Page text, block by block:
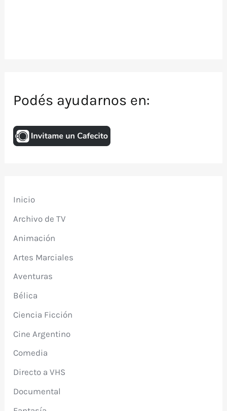
Podés ayudarnos en:
Inicio
Archivo de TV
Animación
Artes Marciales
Aventuras
Bélica
Ciencia Ficción
Cine Argentino
Comedia
Directo a VHS
Documental